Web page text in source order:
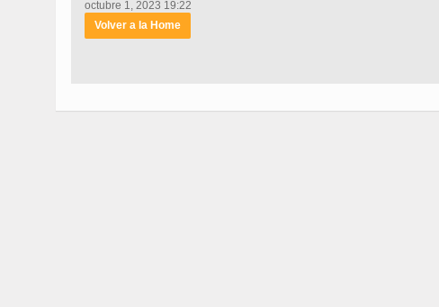
octubre 1, 2023 19:22
Volver a la Home